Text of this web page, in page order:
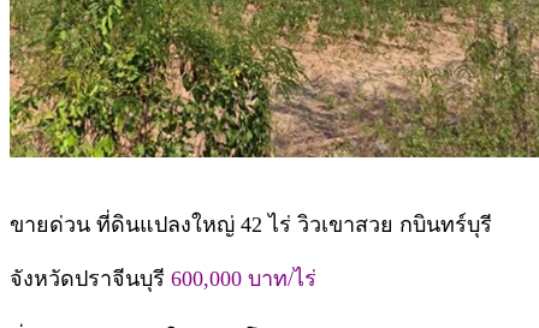
ขายด่วน ที่ดินแปลงใหญ่ 42 ไร่ วิวเขาสวย กบินทร์บุรี
จังหวัดปราจีนบุรี 600,000 บาท/ไร่